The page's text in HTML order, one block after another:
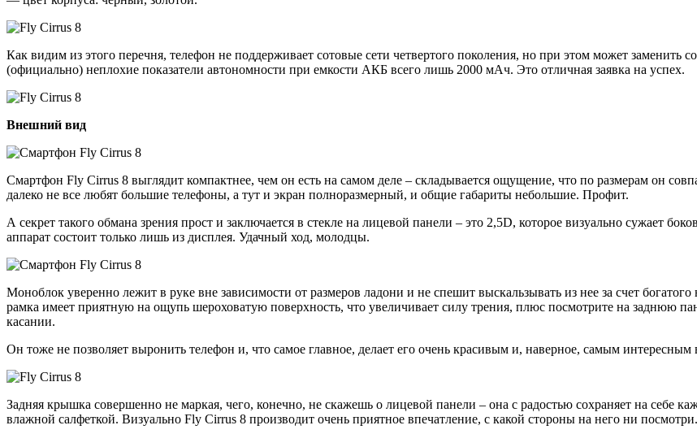
Как видим из этого перечня, телефон не поддерживает сотовые сети четвертого поколения, но при этом может заменить
(официально) неплохие показатели автономности при емкости АКБ всего лишь 2000 мАч. Это отличная заявка на успех.
Внешний вид
Смартфон Fly Cirrus 8 выглядит компактнее, чем он есть на самом деле – складывается ощущение, что по размерам он
далеко не все любят большие телефоны, а тут и экран полноразмерный, и общие габариты небольшие. Профит.
А секрет такого обмана зрения прост и заключается в стекле на лицевой панели – это 2,5D, которое визуально сужает
аппарат состоит только лишь из дисплея. Удачный ход, молодцы.
Моноблок уверенно лежит в руке вне зависимости от размеров ладони и не спешит выскальзывать из нее за счет
рамка имеет приятную на ощупь шероховатую поверхность, что увеличивает силу трения, плюс посмотрите на заднюю
касании.
Он тоже не позволяет выронить телефон и, что самое главное, делает его очень красивым и, наверное, самым интересным
Задняя крышка совершенно не маркая, чего, конечно, не скажешь о лицевой панели – она с радостью сохраняет на себе
влажной салфеткой. Визуально Fly Cirrus 8 производит очень приятное впечатление, с какой стороны на него ни посмотри.